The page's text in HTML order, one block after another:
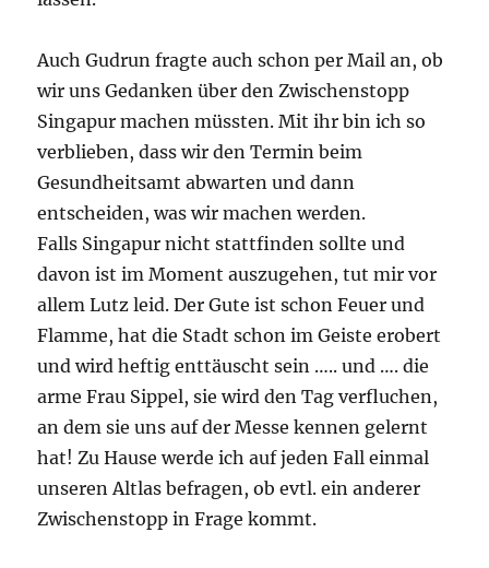
Auch Gudrun fragte auch schon per Mail an, ob
wir uns Gedanken über den Zwischenstopp
Singapur machen müssten. Mit ihr bin ich so
verblieben, dass wir den Termin beim
Gesundheitsamt abwarten und dann
entscheiden, was wir machen werden.
Falls Singapur nicht stattfinden sollte und
davon ist im Moment auszugehen, tut mir vor
allem Lutz leid. Der Gute ist schon Feuer und
Flamme, hat die Stadt schon im Geiste erobert
und wird heftig enttäuscht sein ….. und …. die
arme Frau Sippel, sie wird den Tag verfluchen,
an dem sie uns auf der Messe kennen gelernt
hat! Zu Hause werde ich auf jeden Fall einmal
unseren Altlas befragen, ob evtl. ein anderer
Zwischenstopp in Frage kommt.